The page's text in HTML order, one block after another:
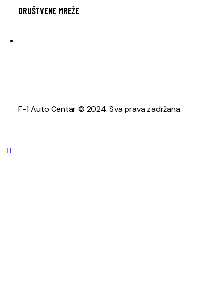
DRUŠTVENE MREŽE
F-1 Auto Centar © 2024. Sva prava zadržana.